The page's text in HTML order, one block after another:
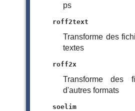
ps
roff2text
Transforme des
textes
roff2x
Transforme des
d'autres formats
soelim